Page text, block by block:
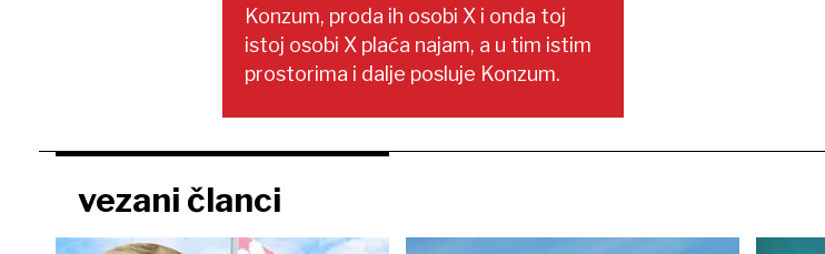
Konzum, proda ih osobi X i onda toj
istoj osobi X plaća najam, a u tim istim
prostorima i dalje posluje Konzum.
vezani članci